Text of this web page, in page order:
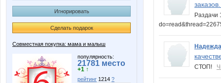
Игнорировать
Сделать подарок
Совместная покупка: мама и малыш
популярность:
21781 место
+1 ↑
рейтинг 1214 ?
Раздачи
СТОП!